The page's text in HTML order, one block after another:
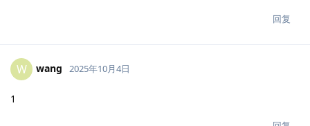
回复
W wang 2025年10月4日
1